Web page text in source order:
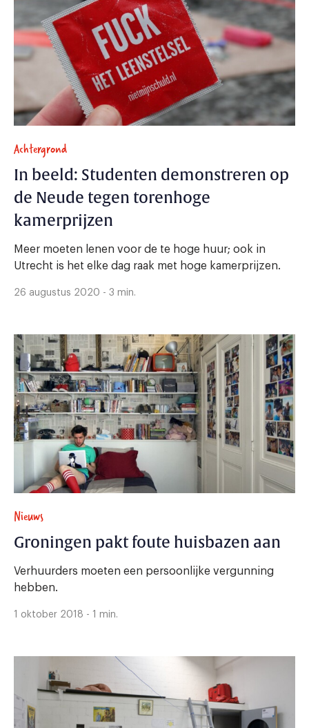
Achtergrond
In beeld: Studenten demonstreren op
de Neude tegen torenhoge
kamerprijzen
Meer moeten lenen voor de te hoge huur; ook in
Utrecht is het elke dag raak met hoge kamerprijzen.
26 augustus 2020 - 3 min.
Nieuws
Groningen pakt foute huisbazen aan
Verhuurders moeten een persoonlijke vergunning
hebben.
1 oktober 2018 - 1 min.